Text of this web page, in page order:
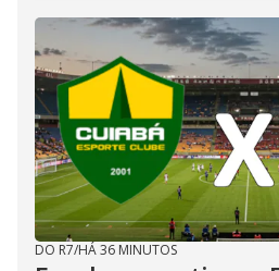
DO R7/HÁ 36 MINUTOS